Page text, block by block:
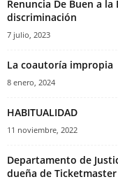
Renuncia De Buen a
discriminación
7 julio, 2023
La coautoría impropia
8 enero, 2024
HABITUALIDAD
11 noviembre, 2022
Departamento de
dueña de